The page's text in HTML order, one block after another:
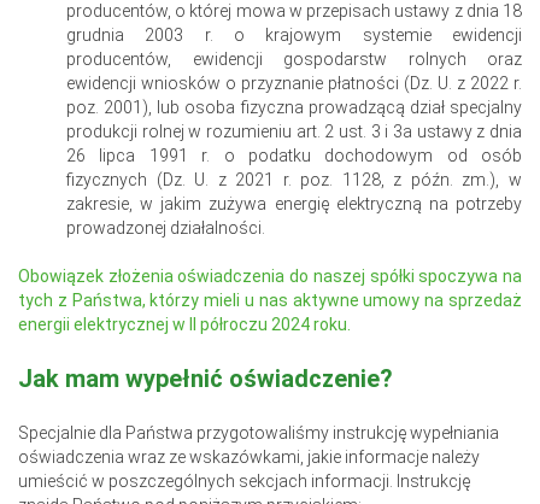
producentów, o której mowa w przepisach ustawy z dnia 18
grudnia 2003 r. o krajowym systemie ewidencji
producentów, ewidencji gospodarstw rolnych oraz
ewidencji wniosków o przyznanie płatności (Dz. U. z 2022 r.
poz. 2001), lub osoba fizyczna prowadzącą dział specjalny
produkcji rolnej w rozumieniu art. 2 ust. 3 i 3a ustawy z dnia
26 lipca 1991 r. o podatku dochodowym od osób
fizycznych (Dz. U. z 2021 r. poz. 1128, z późn. zm.), w
zakresie, w jakim zużywa energię elektryczną na potrzeby
prowadzonej działalności.
Obowiązek złożenia oświadczenia do naszej spółki spoczywa na
tych z Państwa, którzy mieli u nas aktywne umowy na sprzedaż
energii elektrycznej w II półroczu 2024 roku.
Jak mam wypełnić oświadczenie?
Specjalnie dla Państwa przygotowaliśmy instrukcję wypełniania
oświadczenia wraz ze wskazówkami, jakie informacje należy
umieścić w poszczególnych sekcjach informacji. Instrukcję